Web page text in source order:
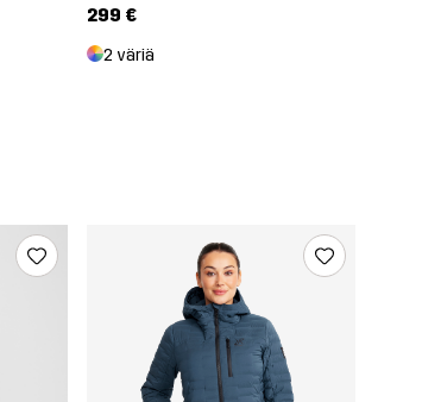
299 €
2 väriä